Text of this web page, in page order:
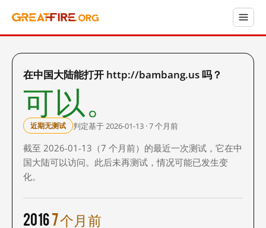
在中国大陆能打开 http://bambang.us 吗？
可以。
近期无测试 判定基于 2026-01-13 · 7 个月前
截至 2026-01-13（7 个月前）的最近一次测试，它在中
国大陆可以访问。此后未再测试，情况可能已发生变
化。
20167 个月前